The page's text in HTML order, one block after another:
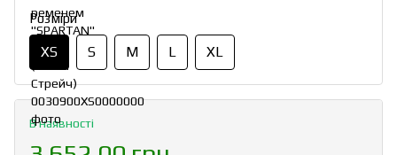
Розміри
XS S M L XL
В наявності